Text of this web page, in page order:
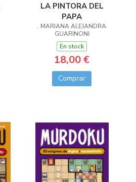
LA PINTORA DEL
PAPA
, MARIANA ALEJANDRA
GUARINONI
En stock
18,00 €
Comprar